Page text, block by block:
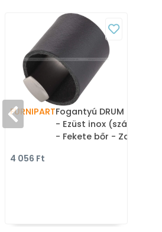
FURNIPARTFogantyú DRUM - 32 mm
- Ezüst inox (szálcsiszolt)
- Fekete bőr - Zamak fém
4 056 Ft